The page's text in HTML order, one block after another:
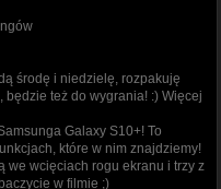
środę i niedzielę, rozpakuję
też do wygrania! :) Więcej
Galaxy S10+! To
które w nim znajdziemy!
we wcięciach rogu ekranu i trzy z
w filmie ;)